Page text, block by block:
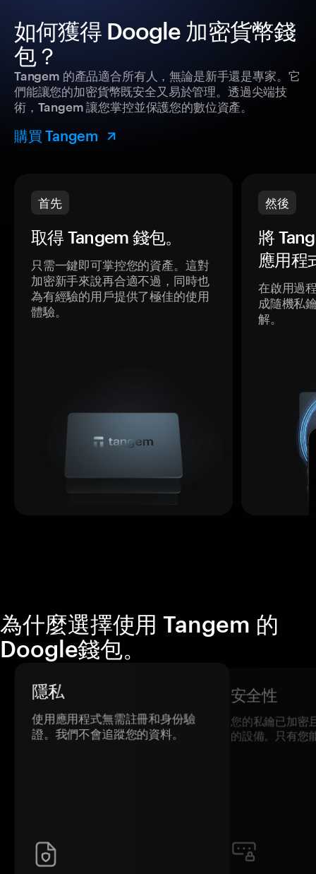
如何獲得 Doogle 加密貨幣錢
包？
Tangem 的產品適合所有人，無論是新手還是專家。它
們能讓您的加密貨幣既安全又易於管理。透過尖端技
術，Tangem 讓您掌控並保護您的數位資產。
購買 Tangem
首先
取得 Tangem 錢包。
只需一鍵即可掌控您的資產。這對
加密新手來說再合適不過，同時也
為有經驗的用戶提供了極佳的使用
體驗。
然後
將
應用程
在啟用過
成隨機私
解。
為什麼選擇使用 Tangem 的
Doogle錢包。
隱私
使用應用程式無需註冊和身份驗
證。我們不會追蹤您的資料。
安全性
您的私鑰已加密
的設備。只有您